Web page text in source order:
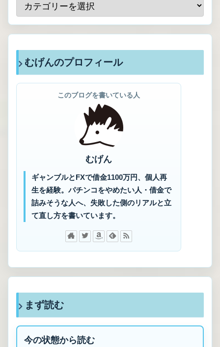
むげんのプロフィール
このブログを書いている人
むげん
ギャンブルとFXで借金1100万円、個人再
生を経験。パチンコをやめたい人・借金で
詰みそうな人へ、失敗した側のリアルと立
て直し方を書いています。
まず読む
今の状態から読む